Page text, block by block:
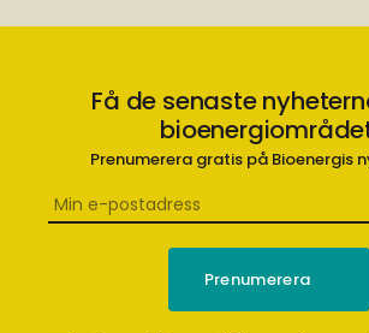
Få de senaste
Prenumerera gratis på Bioenergis